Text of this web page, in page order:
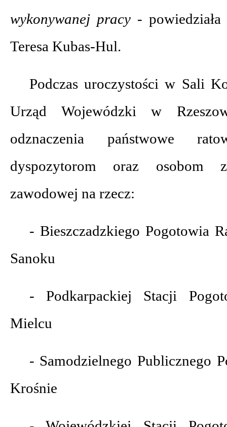
wykonywanej pracy -
Teresa Kubas-Hul.
Podczas uroczystości w Sali
Urząd Wojewódzki w
odznaczenia państwowe
dyspozytorom oraz osobom
zawodowej na rzecz:
- Bieszczadzkiego Pogotowia
Sanoku
- Podkarpackiej Stacji
Mielcu
- Samodzielnego Publicznego
Krośnie